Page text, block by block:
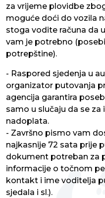
za vrijeme plovidbe
moguće doći do vozila
stoga vodite računa da
vam je potrebno
potrepštine).
- Raspored sjedenja u
organizator putovanja
agencija garantira
samo u slučaju da se
nadoplata.
- Završno pismo vam
najkasnije 72 sata prije
dokument potreban za
informacije o točnom
kontakt i ime voditelja
sjedala i sl.).